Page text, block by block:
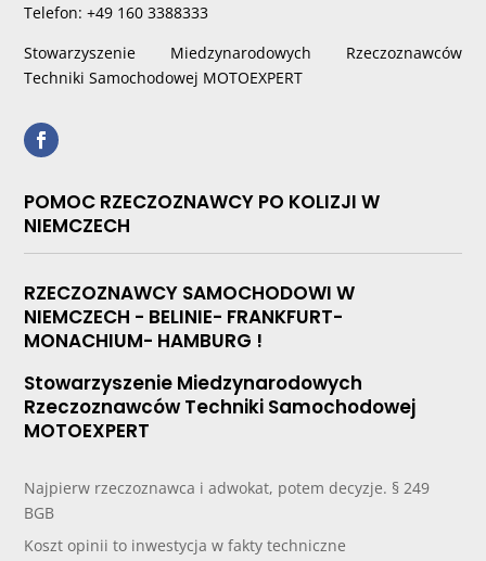
Telefon: +49 160 3388333
Stowarzyszenie Miedzynarodowych Rzeczoznawców
Techniki Samochodowej MOTOEXPERT
POMOC RZECZOZNAWCY PO KOLIZJI W
NIEMCZECH
RZECZOZNAWCY SAMOCHODOWI W
NIEMCZECH - BELINIE- FRANKFURT-
MONACHIUM- HAMBURG !
Stowarzyszenie Miedzynarodowych
Rzeczoznawców Techniki Samochodowej
MOTOEXPERT
Najpierw rzeczoznawca i adwokat, potem decyzje. § 249
BGB
Koszt opinii to inwestycja w fakty techniczne